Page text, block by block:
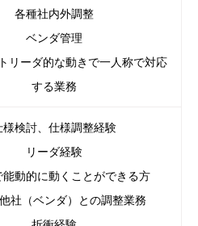
各種社内外調整
ベンダ管理
リーダ的な動きで一人称で対応
する業務
様検討、仕様調整経験
リーダ経験
能動的に動くことができる方
社（ベンダ）との調整業務